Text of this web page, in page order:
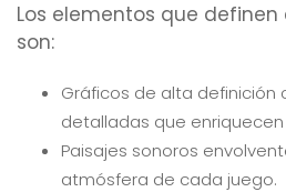
Los elementos que
son:
Gráficos de alta definición
detalladas que
Paisajes sonoros
atmósfera de cada juego.